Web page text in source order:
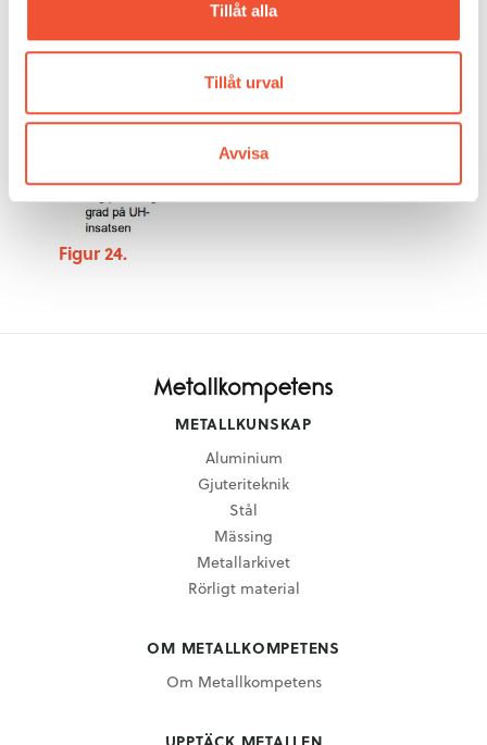
Tillåt alla
Tillåt urval
Avvisa
Figur 24.
METALLKUNSKAP
Aluminium
Gjuteriteknik
Stål
Mässing
Metallarkivet
Rörligt material
OM METALLKOMPETENS
Om Metallkompetens